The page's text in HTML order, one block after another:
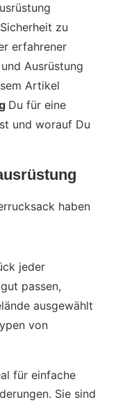
zum
zu
erfahrener
Ausrüstung
Artikel
Du für eine
und worauf Du
jeder
passen,
ausgewählt
von
für einfache
Sie sind